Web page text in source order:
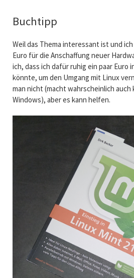
Buchtipp
Weil das Thema interessant ist und
Euro für die Anschaffung neuer
ich, dass ich dafür ruhig ein paar Euro
könnte, um den Umgang mit Linux
man nicht (macht wahrscheinlich auch
Windows), aber es kann helfen.